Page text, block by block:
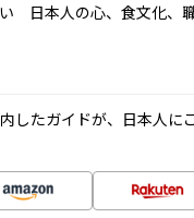
日本人の心、食文化、
したガイドが、日本人